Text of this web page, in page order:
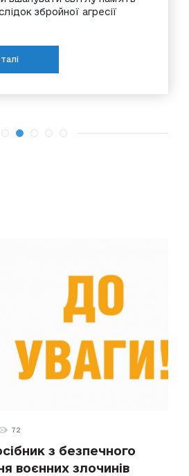
збройної агресії
72
з безпечного
воєнних злочинів